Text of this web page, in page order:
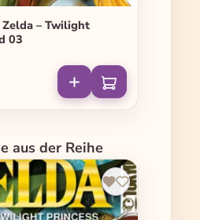
– Twilight
03
aus der Reihe